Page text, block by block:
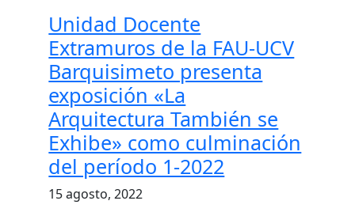
Unidad Docente
Extramuros de la FAU-UCV
Barquisimeto presenta
exposición «La
Arquitectura También se
Exhibe» como culminación
del período 1-2022
15 agosto, 2022